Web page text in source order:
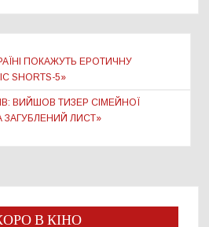
ПОКАЖУТЬ ЕРОТИЧНУ
SHORTS-5»
ВИЙШОВ ТИЗЕР СІМЕЙНОЇ
ЗАГУБЛЕНИЙ ЛИСТ»
В КІНО